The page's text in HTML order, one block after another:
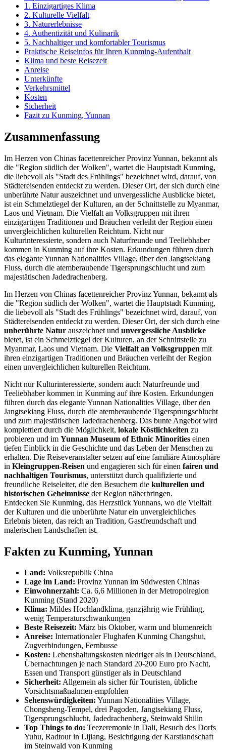
1. Einzigartiges Klima
2. Kulturelle Vielfalt
3. Naturerlebnisse
4. Authentizität und Kulinarik
5. Nachhaltiger und komfortabler Tourismus
Praktische Reiseinfos für Ihren Kunming-Aufenthalt
Klima und beste Reisezeit
Anreise
Unterkünfte
Verkehrsmittel
Kosten
Sicherheit
Fazit zu Kunming, Yunnan
Zusammenfassung
Im Herzen von Chinas facettenreicher Provinz Yunnan, bekannt als
die "Region südlich der Wolken", wartet die Hauptstadt Kunming,
die liebevoll als "Stadt des Frühlings" bezeichnet wird, darauf, von
Städtereisenden entdeckt zu werden. Dieser Ort, der sich durch eine
unberührte Natur auszeichnet und unvergessliche Ausblicke bietet,
ist ein Schmelztiegel der Kulturen, an der Schnittstelle zu Myanmar,
Laos und Vietnam. Die Vielfalt an Volksgruppen mit ihren
einzigartigen Traditionen und Bräuchen verleiht der Region einen
unvergleichlichen kulturellen Reichtum. Nicht nur
Kulturinteressierte, sondern auch Naturfreunde und Teeliebhaber
kommen in Kunming auf ihre Kosten. Erkundungen führen durch
das elegante Yunnan Nationalities Village, über den Jangtsekiang
Fluss, durch die atemberaubende Tigersprungschlucht und zum
majestätischen Jadedrachenberg.
Im Herzen von Chinas facettenreicher Provinz Yunnan, bekannt als
die "Region südlich der Wolken", wartet die Hauptstadt Kunming,
die liebevoll als "Stadt des Frühlings" bezeichnet wird, darauf, von
Städtereisenden entdeckt zu werden. Dieser Ort, der sich durch eine
unberührte Natur auszeichnet und unvergessliche Ausblicke
bietet, ist ein Schmelztiegel der Kulturen, an der Schnittstelle zu
Myanmar, Laos und Vietnam. Die Vielfalt an Volksgruppen mit
ihren einzigartigen Traditionen und Bräuchen verleiht der Region
einen unvergleichlichen kulturellen Reichtum.
Nicht nur Kulturinteressierte, sondern auch Naturfreunde und
Teeliebhaber kommen in Kunming auf ihre Kosten. Erkundungen
führen durch das elegante Yunnan Nationalities Village, über den
Jangtsekiang Fluss, durch die atemberaubende Tigersprungschlucht
und zum majestätischen Jadedrachenberg. Das bunte Angebot wird
komplettiert durch die Möglichkeit, lokale Köstlichkeiten zu
probieren und im Yunnan Museum of Ethnic Minorities einen
tiefen Einblick in die Geschichte und das Leben der Menschen zu
erhalten. Die Reiseveranstalter setzen auf eine familiäre Atmosphäre
in Kleingruppen-Reisen und engagieren sich für einen fairen und
nachhaltigen Tourismus, unterstützt durch qualifizierte und
freundliche Reiseleiter, die den Besuchern die kulturellen und
historischen Geheimnisse der Region näherbringen.
Entdecken Sie Kunming, das Herzstück Yunnans, wo die Vielfalt
der Kulturen und die unberührte Natur ein unvergleichliches
Erlebnis bieten, das reich an Tradition, Gastfreundschaft und
malerischen Landschaften ist.
Fakten zu Kunming, Yunnan
Land: Volksrepublik China
Lage im Land: Provinz Yunnan im Südwesten Chinas
Einwohnerzahl: Ca. 6,6 Millionen in der Metropolregion
Kunming (Stand 2020)
Klima: Mildes Hochlandklima, ganzjährig wie Frühling,
wenig Temperaturschwankungen
Beste Reisezeit: März bis Oktober, warm und blumenreich
Anreise: Internationaler Flughafen Kunming Changshui,
Zugverbindungen, Fernbusse
Kosten: Lebenshaltungskosten niedriger als in Deutschland,
Übernachtungen je nach Standard 20-200 Euro pro Nacht,
Essen und Transport günstiger als in Deutschland
Sicherheit: Allgemein als sicher für Touristen, übliche
Vorsichtsmaßnahmen empfohlen
Sehenswürdigkeiten: Yunnan Nationalities Village,
Chongsheng-Tempel, drei Pagoden, Jangtsekiang Fluss,
Tigersprungschlucht, Jadedrachenberg, Steinwald Shilin
Top Things to do: Teezeremonie in Dali, Besuch des Dorfs
Yuhu, Radtour in Lijiang, Besichtigung der Karstlandschaft
im Steinwald von Kunming